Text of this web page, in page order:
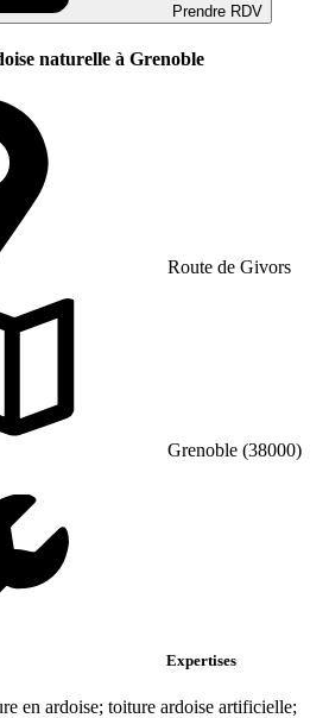
Prendre RDV
naturelle à Grenoble
Route de Givors
Grenoble (38000)
Expertises
en ardoise; toiture ardoise artificielle;